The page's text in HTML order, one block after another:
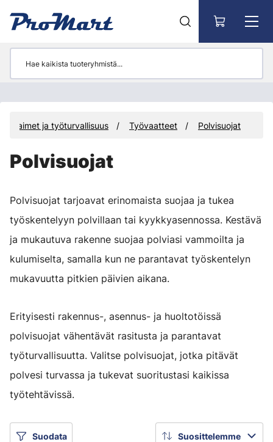
Suojaimet ja työturvallisuus Työvaatteet Polvisuojat
Polvisuojat
Polvisuojat tarjoavat erinomaista suojaa ja tukea
työskentelyyn polvillaan tai kyykkyasennossa. Kestävä
ja mukautuva rakenne suojaa polviasi vammoilta ja
kulumiselta, samalla kun ne parantavat työskentelyn
mukavuutta pitkien päivien aikana.
Erityisesti rakennus-, asennus- ja huoltotöissä
polvisuojat vähentävät rasitusta ja parantavat
työturvallisuutta. Valitse polvisuojat, jotka pitävät
polvesi turvassa ja tukevat suoritustasi kaikissa
työtehtävissä.
Suodata Suosittelemme